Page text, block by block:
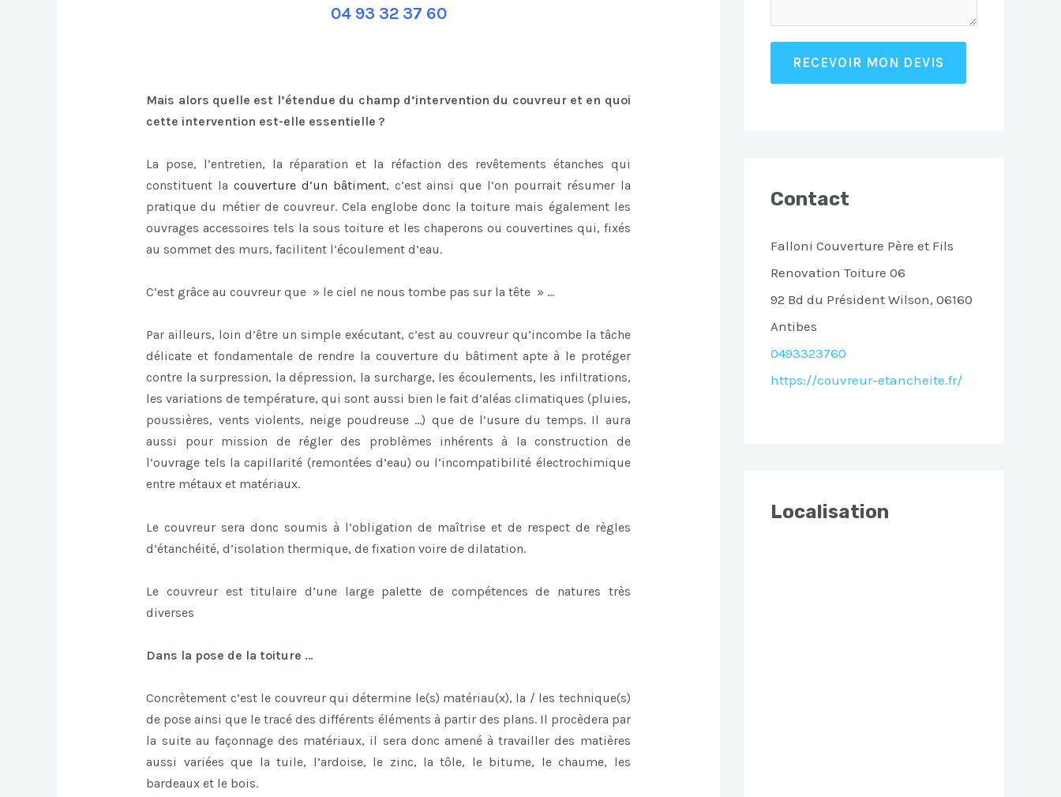
04 93 32 37 60
Mais alors quelle est l’étendue du champ d’intervention du couvreur et en quoi
cette intervention est-elle essentielle ?
La pose, l’entretien, la réparation et la réfaction des revêtements étanches qui
constituent lacouverture d’un bâtiment, c’est ainsi que l’on pourrait résumer la
pratique du métier de couvreur. Cela englobe donc la toiture mais également les
ouvrages accessoires tels la sous toiture et les chaperons ou couvertines qui, fixés
au sommet des murs, facilitent l’écoulement d’eau.
C’est grâce au couvreur que » le ciel ne nous tombe pas sur la tête » …
Par ailleurs, loin d’être un simple exécutant, c’est au couvreur qu’incombe la tâche
délicate et fondamentale de rendre la couverture du bâtiment apte à le protéger
contre la surpression, la dépression, la surcharge, les écoulements, les infiltrations,
les variations de température, qui sont aussi bien le fait d’aléas climatiques (pluies,
poussières, vents violents, neige poudreuse …) que de l’usure du temps. Il aura
aussi pour mission de régler des problèmes inhérents à la construction de
l’ouvrage tels la capillarité (remontées d’eau) ou l’incompatibilité électrochimique
entre métaux et matériaux.
Le couvreur sera donc soumis à l’obligation de maîtrise et de respect de règles
d’étanchéité, d’isolation thermique, de fixation voire de dilatation.
Le couvreur est titulaire d’une large palette de compétences de natures très
diverses
Dans la pose de la toiture …
Concrètement c’est le couvreur qui détermine le(s) matériau(x), la / les technique(s)
de pose ainsi que le tracé des différents éléments à partir des plans. Il procèdera par
la suite au façonnage des matériaux, il sera donc amené à travailler des matières
aussi variées que la tuile, l’ardoise, le zinc, la tôle, le bitume, le chaume, les
bardeaux et le bois.
RECEVOIR MON DEVIS
Contact
Falloni Couverture Père et Fils
Renovation Toiture 06
92 Bd du Président Wilson, 06160
Antibes
0493323760
https://couvreur-etancheite.fr/
Localisation